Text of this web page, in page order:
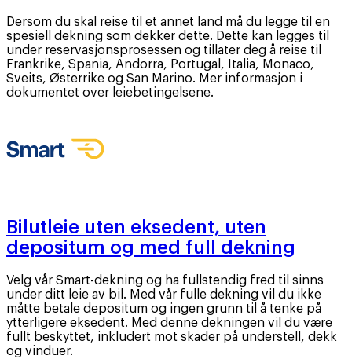
Dersom du skal reise til et annet land må du legge til en
spesiell dekning som dekker dette. Dette kan legges til
under reservasjonsprosessen og tillater deg å reise til
Frankrike, Spania, Andorra, Portugal, Italia, Monaco,
Sveits, Østerrike og San Marino. Mer informasjon i
dokumentet over leiebetingelsene.
Bilutleie uten eksedent, uten
depositum og med full dekning
Velg vår Smart-dekning og ha fullstendig fred til sinns
under ditt leie av bil. Med vår fulle dekning vil du ikke
måtte betale depositum og ingen grunn til å tenke på
ytterligere eksedent. Med denne dekningen vil du være
fullt beskyttet, inkludert mot skader på understell, dekk
og vinduer.